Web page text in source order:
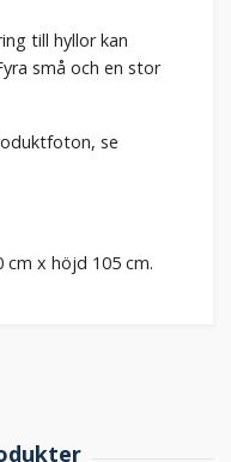
till hyllor kan
små och en stor
se
cm x höjd 105 cm.